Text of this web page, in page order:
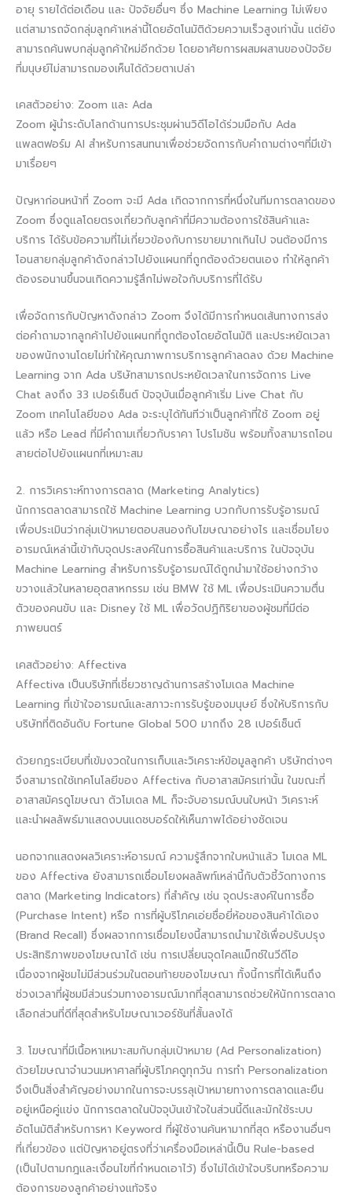
อายุ รายได้ต่อเดือน และ ปัจจัยอื่นๆ ซึ่ง Machine Learning ไม่เพียง
แต่สามารถจัดกลุ่มลูกค้าเหล่านี้โดยอัตโนมัติด้วยความเร็วสูงเท่านั้น แต่ยัง
สามารถค้นพบกลุ่มลูกค้าใหม่อีกด้วย โดยอาศัยการผสมผสานของปัจจัย
ที่มนุษย์ไม่สามารถมองเห็นได้ด้วยตาเปล่า
เคสตัวอย่าง: Zoom และ Ada
Zoom ผู้นำระดับโลกด้านการประชุมผ่านวิดีโอได้ร่วมมือกับ Ada
แพลตฟอร์ม AI สำหรับการสนทนาเพื่อช่วยจัดการกับคำถามต่างๆที่มีเข้า
มาเรื่อยๆ
ปัญหาก่อนหน้าที่ Zoom จะมี Ada เกิดจากการที่หนึ่งในทีมการตลาดของ
Zoom ซึ่งดูแลโดยตรงเกี่ยวกับลูกค้าที่มีความต้องการใช้สินค้าและ
บริการ ได้รับข้อความที่ไม่เกี่ยวข้องกับการขายมากเกินไป จนต้องมีการ
โอนสายกลุ่มลูกค้าดังกล่าวไปยังแผนกที่ถูกต้องด้วยตนเอง ทำให้ลูกค้า
ต้องรอนานขึ้นจนเกิดความรู้สึกไม่พอใจกับบริการที่ได้รับ
เพื่อจัดการกับปัญหาดังกล่าว Zoom จึงได้มีการกำหนดเส้นทางการส่ง
ต่อคำถามจากลูกค้าไปยังแผนกที่ถูกต้องโดยอัตโนมัติ และประหยัดเวลา
ของพนักงานโดยไม่ทำให้คุณภาพการบริการลูกค้าลดลง ด้วย Machine
Learning จาก Ada บริษัทสามารถประหยัดเวลาในการจัดการ Live
Chat ลงถึง 33 เปอร์เซ็นต์ ปัจจุบันเมื่อลูกค้าเริ่ม Live Chat กับ
Zoom เทคโนโลยีของ Ada จะระบุได้ทันทีว่าเป็นลูกค้าที่ใช้ Zoom อยู่
แล้ว หรือ Lead ที่มีคำถามเกี่ยวกับราคา โปรโมชัน พร้อมทั้งสามารถโอน
สายต่อไปยังแผนกที่เหมาะสม
2. การวิเคราะห์ทางการตลาด (Marketing Analytics)
นักการตลาดสามารถใช้ Machine Learning บวกกับการรับรู้อารมณ์
เพื่อประเมินว่ากลุ่มเป้าหมายตอบสนองกับโฆษณาอย่างไร และเชื่อมโยง
อารมณ์เหล่านี้เข้ากับจุดประสงค์ในการซื้อสินค้าและบริการ ในปัจจุบัน
Machine Learning สำหรับการรับรู้อารมณ์ได้ถูกนำมาใช้อย่างกว้าง
ขวางแล้วในหลายอุตสาหกรรม เช่น BMW ใช้ ML เพื่อประเมินความตื่น
ตัวของคนขับ และ Disney ใช้ ML เพื่อวัดปฏิกิริยาของผู้ชมที่มีต่อ
ภาพยนตร์
เคสตัวอย่าง: Affectiva
Affectiva เป็นบริษัทที่เชี่ยวชาญด้านการสร้างโมเดล Machine
Learning ที่เข้าใจอารมณ์และสภาวะการรับรู้ของมนุษย์ ซึ่งให้บริการกับ
บริษัทที่ติดอันดับ Fortune Global 500 มากถึง 28 เปอร์เซ็นต์
ด้วยกฎระเบียบที่เข้มงวดในการเก็บและวิเคราะห์ข้อมูลลูกค้า บริษัทต่างๆ
จึงสามารถใช้เทคโนโลยีของ Affectiva กับอาสาสมัครเท่านั้น ในขณะที่
อาสาสมัครดูโฆษณา ตัวโมเดล ML ก็จะจับอารมณ์บนใบหน้า วิเคราะห์
และนำผลลัพธ์มาแสดงบนแดชบอร์ดให้เห็นภาพได้อย่างชัดเจน
นอกจากแสดงผลวิเคราะห์อารมณ์ ความรู้สึกจากใบหน้าแล้ว โมเดล ML
ของ Affectiva ยังสามารถเชื่อมโยงผลลัพท์เหล่านี้กับตัวชี้วัดทางการ
ตลาด (Marketing Indicators) ที่สำคัญ เช่น จุดประสงค์ในการซื้อ
(Purchase Intent) หรือ การที่ผู้บริโภคเอ่ยชื่อยี่ห้อของสินค้าได้เอง
(Brand Recall) ซึ่งผลจากการเชื่อมโยงนี้สามารถนำมาใช้เพื่อปรับปรุง
ประสิทธิภาพของโฆษณาได้ เช่น การเปลี่ยนจุดไคลแม็กซ์ในวีดีโอ
เนื่องจากผู้ชมไม่มีส่วนร่วมในตอนท้ายของโฆษณา ทั้งนี้การที่ได้เห็นถึง
ช่วงเวลาที่ผู้ชมมีส่วนร่วมทางอารมณ์มากที่สุดสามารถช่วยให้นักการตลาด
เลือกส่วนที่ดีที่สุดสำหรับโฆษณาเวอร์ชันที่สั้นลงได้
3. โฆษณาที่มีเนื้อหาเหมาะสมกับกลุ่มเป้าหมาย (Ad Personalization)
ด้วยโฆษณาจำนวนมหาศาลที่ผู้บริโภคดูทุกวัน การทำ Personalization
จึงเป็นสิ่งสำคัญอย่างมากในการจะบรรลุเป้าหมายทางการตลาดและยืน
อยู่เหนือคู่แข่ง นักการตลาดในปัจจุบันเข้าใจในส่วนนี้ดีและมักใช้ระบบ
อัตโนมัติสำหรับการหา Keyword ที่ผู้ใช้งานค้นหามากที่สุด หรืองานอื่นๆ
ที่เกี่ยวข้อง แต่ปัญหาอยู่ตรงที่ว่าเครื่องมือเหล่านี้เป็น Rule-based
(เป็นไปตามกฎและเงื่อนไขที่กำหนดเอาไว้) ซึ่งไม่ได้เข้าใจบริบทหรือความ
ต้องการของลูกค้าอย่างแท้จริง